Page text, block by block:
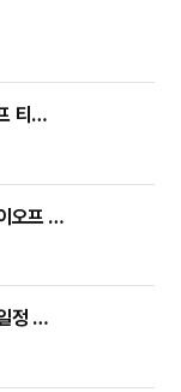
25-26시즌 SK나이츠 플레이오프 티켓 및 좌석안내
25-26시즌 SK나이츠 6강 플레이오프 경기 일정 안내
25-26시즌 SK나이츠 4월 경기일정 안내